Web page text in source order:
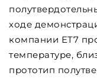
ходе
компании ET7
температуре,
прототип